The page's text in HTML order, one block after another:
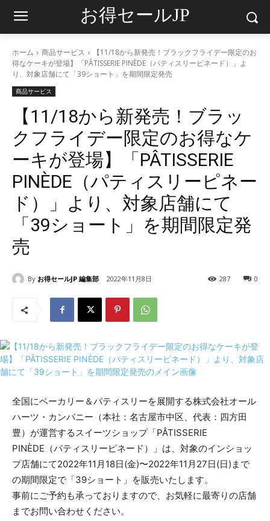
お得セールJP
ホーム 商品サービス
【11/18から新発売！ブラックフライデー限定のお
得なケーキが登場】「PÂTISSERIE PINÈDE（パティスリーピネード）」よ
り、対象店舗にて「39ショート」を期間限定発売
商品サービス
【11/18から新発売！ブラッ
クフライデー限定のお得なケ
ーキが登場】「PÂTISSERIE
PINÈDE（パティスリーピネー
ド）」より、対象店舗にて
「39ショート」を期間限定発
売
By お得セールJP 編集部 2022年11月8日 0
287
全国にベーカリー＆パティスリーを展開する株式会社オール
ハーツ・カンパニー（本社：名古屋市中区、代表：四方田
豊）が運営するスイーツショップ「PÂTISSERIE
PINÈDE（パティスリーピネード）」は、対象のインショッ
プ店舗にて2022年11月18日(金)〜2022年11月27日(日)まで
の期間限定で「39ショート」を販売いたします。
事前にご予約も承っておりますので、お気軽に最寄りの店舗
までお問い合わせください。